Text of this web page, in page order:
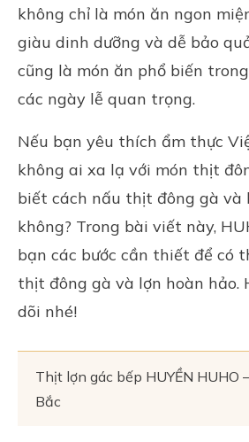
không chỉ là món ăn ngon
giàu dinh dưỡng và dễ bảo
cũng là món ăn phổ biến
các ngày lễ quan trọng.
Nếu bạn yêu thích ẩm thực
không ai xa lạ với món thịt
biết cách nấu thịt đông gà và
không? Trong bài viết này,
bạn các bước cần thiết để có
thịt đông gà và lợn hoàn hảo.
dõi nhé!
Thịt lợn gác bếp HUYỀN HUHO
Bắc